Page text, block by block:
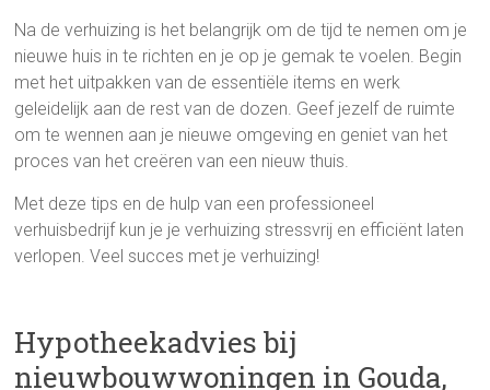
Na de verhuizing is het belangrijk om de tijd te nemen om je
nieuwe huis in te richten en je op je gemak te voelen. Begin
met het uitpakken van de essentiële items en werk
geleidelijk aan de rest van de dozen. Geef jezelf de ruimte
om te wennen aan je nieuwe omgeving en geniet van het
proces van het creëren van een nieuw thuis.
Met deze tips en de hulp van een professioneel
verhuisbedrijf kun je je verhuizing stressvrij en efficiënt laten
verlopen. Veel succes met je verhuizing!
Hypotheekadvies bij
nieuwbouwwoningen in Gouda,